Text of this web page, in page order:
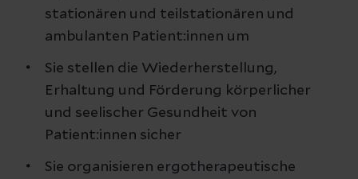
stationären und teilstationären und
ambulanten Patient:innen um
Sie stellen die Wiederherstellung,
Erhaltung und Förderung körperlicher
und seelischer Gesundheit von
Patient:innen sicher
Sie organisieren ergotherapeutische